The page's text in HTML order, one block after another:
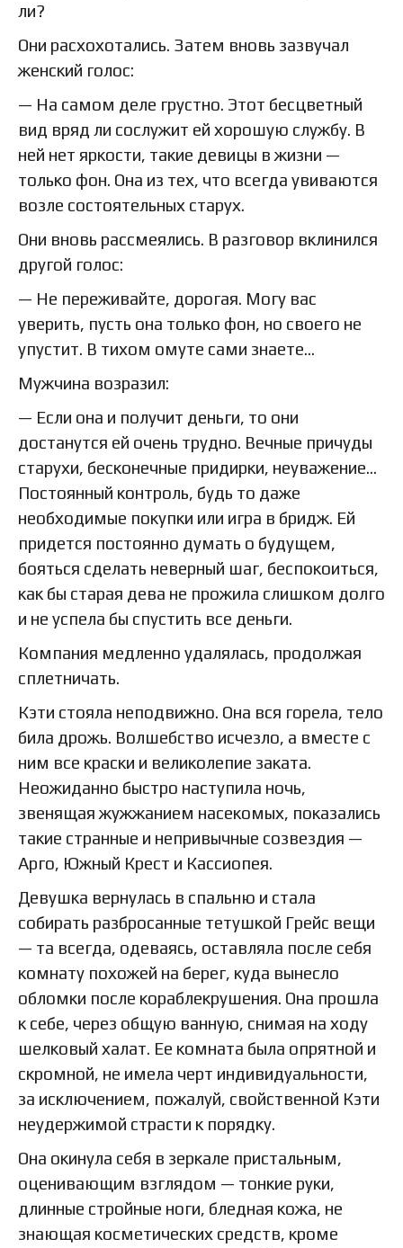
ли?
Они расхохотались. Затем вновь зазвучал
женский голос:
— На самом деле грустно. Этот бесцветный
вид вряд ли сослужит ей хорошую службу. В
ней нет яркости, такие девицы в жизни —
только фон. Она из тех, что всегда увиваются
возле состоятельных старух.
Они вновь рассмеялись. В разговор вклинился
другой голос:
— Не переживайте, дорогая. Могу вас
уверить, пусть она только фон, но своего не
упустит. В тихом омуте сами знаете…
Мужчина возразил:
— Если она и получит деньги, то они
достанутся ей очень трудно. Вечные причуды
старухи, бесконечные придирки, неуважение…
Постоянный контроль, будь то даже
необходимые покупки или игра в бридж. Ей
придется постоянно думать о будущем,
бояться сделать неверный шаг, беспокоиться,
как бы старая дева не прожила слишком долго
и не успела бы спустить все деньги.
Компания медленно удалялась, продолжая
сплетничать.
Кэти стояла неподвижно. Она вся горела, тело
била дрожь. Волшебство исчезло, а вместе с
ним все краски и великолепие заката.
Неожиданно быстро наступила ночь,
звенящая жужжанием насекомых, показались
такие странные и непривычные созвездия —
Арго, Южный Крест и Кассиопея.
Девушка вернулась в спальню и стала
собирать разбросанные тетушкой Грейс вещи
— та всегда, одеваясь, оставляла после себя
комнату похожей на берег, куда вынесло
обломки после кораблекрушения. Она прошла
к себе, через общую ванную, снимая на ходу
шелковый халат. Ее комната была опрятной и
скромной, не имела черт индивидуальности,
за исключением, пожалуй, свойственной Кэти
неудержимой страсти к порядку.
Она окинула себя в зеркале пристальным,
оценивающим взглядом — тонкие руки,
длинные стройные ноги, бледная кожа, не
знающая косметических средств, кроме